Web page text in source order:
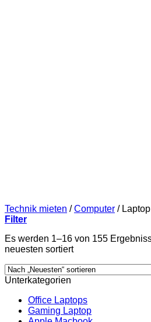
Technik mieten / Computer /Laptop
Filter
Es werden 1–16 von 155
neuesten sortiert
Unterkategorien
Office Laptops
Gaming Laptop